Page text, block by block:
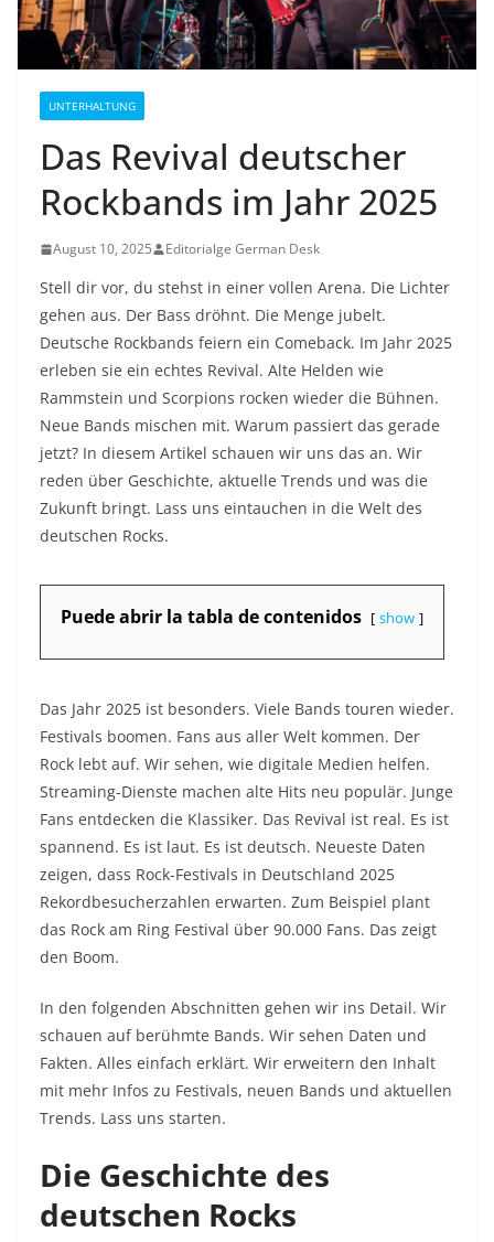
UNTERHALTUNG
Das Revival deutscher
Rockbands im Jahr 2025
August 10, 2025 Editorialge German Desk
Stell dir vor, du stehst in einer vollen Arena. Die Lichter
gehen aus. Der Bass dröhnt. Die Menge jubelt.
Deutsche Rockbands feiern ein Comeback. Im Jahr 2025
erleben sie ein echtes Revival. Alte Helden wie
Rammstein und Scorpions rocken wieder die Bühnen.
Neue Bands mischen mit. Warum passiert das gerade
jetzt? In diesem Artikel schauen wir uns das an. Wir
reden über Geschichte, aktuelle Trends und was die
Zukunft bringt. Lass uns eintauchen in die Welt des
deutschen Rocks.
Puede abrir la tabla de contenidos show
Das Jahr 2025 ist besonders. Viele Bands touren wieder.
Festivals boomen. Fans aus aller Welt kommen. Der
Rock lebt auf. Wir sehen, wie digitale Medien helfen.
Streaming-Dienste machen alte Hits neu populär. Junge
Fans entdecken die Klassiker. Das Revival ist real. Es ist
spannend. Es ist laut. Es ist deutsch. Neueste Daten
zeigen, dass Rock-Festivals in Deutschland 2025
Rekordbesucherzahlen erwarten. Zum Beispiel plant
das Rock am Ring Festival über 90.000 Fans. Das zeigt
den Boom.
In den folgenden Abschnitten gehen wir ins Detail. Wir
schauen auf berühmte Bands. Wir sehen Daten und
Fakten. Alles einfach erklärt. Wir erweitern den Inhalt
mit mehr Infos zu Festivals, neuen Bands und aktuellen
Trends. Lass uns starten.
Die Geschichte des
deutschen Rocks